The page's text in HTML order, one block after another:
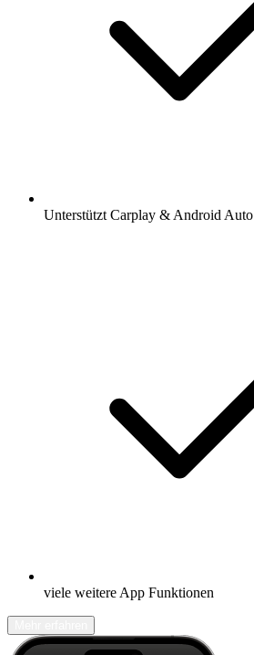
Unterstützt Carplay & Android Auto
viele weitere App Funktionen